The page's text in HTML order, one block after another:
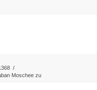
/
Moschee zu